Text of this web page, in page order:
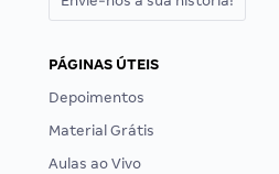
PÁGINAS ÚTEIS
Depoimentos
Material Grátis
Aulas ao Vivo